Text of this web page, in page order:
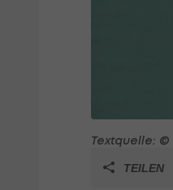
Textquelle: ©
TEILEN